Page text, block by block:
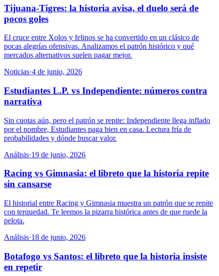
Tijuana-Tigres: la historia avisa, el duelo será de
pocos goles
El cruce entre Xolos y felinos se ha convertido en un clásico de
pocas alegrías ofensivas. Analizamos el patrón histórico y qué
mercados alternativos suelen pagar mejor.
Noticias·4 de junio, 2026
Estudiantes L.P. vs Independiente: números contra
narrativa
Sin cuotas aún, pero el patrón se repite: Independiente llega inflado
por el nombre, Estudiantes paga bien en casa. Lectura fría de
probabilidades y dónde buscar valor.
Análisis·19 de junio, 2026
Racing vs Gimnasia: el libreto que la historia repite
sin cansarse
El historial entre Racing y Gimnasia muestra un patrón que se repite
con terquedad. Te leemos la pizarra histórica antes de que ruede la
pelota.
Análisis·18 de junio, 2026
Botafogo vs Santos: el libreto que la historia insiste
en repetir